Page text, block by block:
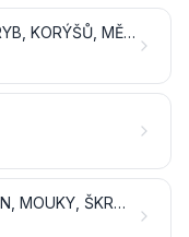
PŘÍPRAVKY Z MASA, RYB, KORÝŠŮ, MĚKKÝŠŮ NEBO JINÝCH VODNÍCH BEZOBRATLÝCH NEBO HMYZU
PŘÍPRAVKY Z OBILOVIN, MOUKY, ŠKROBU NEBO MLÉKA; JEMNÉ PEČIVO